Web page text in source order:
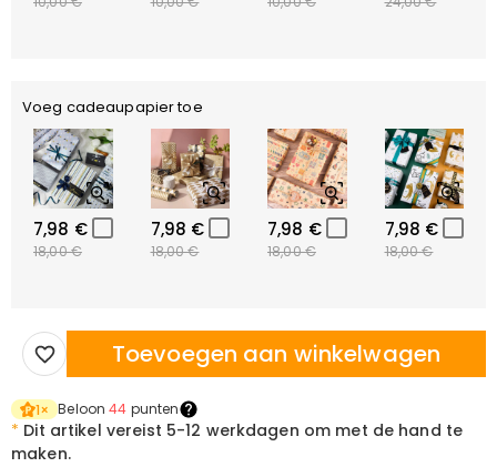
Voeg cadeaupapier toe
7,98 €
18,00 €
7,98 €
18,00 €
7,98 €
18,00 €
7,98 €
18,00 €
Toevoegen aan winkelwagen
1× Beloon44 punten
* Dit artikel vereist 5-12 werkdagen om met de hand te
maken.